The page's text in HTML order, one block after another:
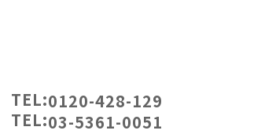
TEL:0120-428-129
TEL:03-5361-0051